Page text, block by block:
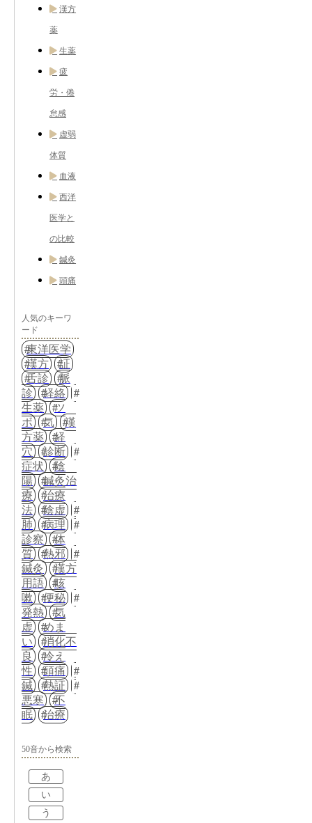
漢方
薬
生薬
疲
労・倦
怠感
虚弱
体質
血液
西洋
医学と
の比較
鍼灸
頭痛
人気のキーワ
ード
東洋医学
漢方
証
舌診
脈
診
経絡
生薬
ツ
ボ
気
漢
方薬
経
穴
診断
症状
陰
陽
鍼灸治
療
治療
法
陰虚
肺
病理
診察
体
質
熱邪
鍼灸
漢方
用語
咳
嗽
便秘
発熱
気
虚
めま
い
消化不
良
冷え
性
頭痛
鍼
熱証
悪寒
不
眠
治療
50音から検索
あ
い
う